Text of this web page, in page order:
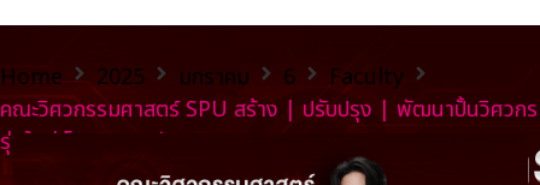
Home 2025 มกราคม 6
Faculty
คณะวิศวกรรมศาสตร์ SPU สร้าง | ปรับปรุง | พัฒนาปั้นวิศวกร
รุ่นใหม่ โดยวิศวกรตัว Top